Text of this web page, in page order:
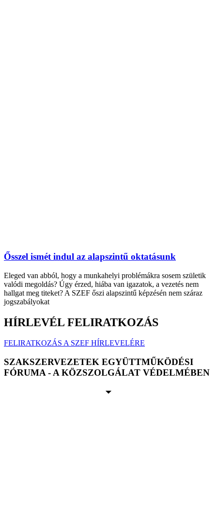
Ősszel ismét indul az alapszintű oktatásunk
Eleged van abból, hogy a munkahelyi problémákra sosem születik
valódi megoldás? Úgy érzed, hiába van igazatok, a vezetés nem
hallgat meg titeket? A SZEF őszi alapszintű képzésén nem száraz
jogszabályokat
HÍRLEVÉL FELIRATKOZÁS
FELIRATKOZÁS A SZEF HÍRLEVELÉRE
SZAKSZERVEZETEK EGYÜTTMŰKÖDÉSI
FÓRUMA - A KÖZSZOLGÁLAT VÉDELMÉBEN